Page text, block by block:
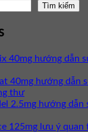
Tìm kiếm
40mg hướng dẫn
40mg hướng dẫn
thư
2.5mg hướng dẫn
125mg lưu ý